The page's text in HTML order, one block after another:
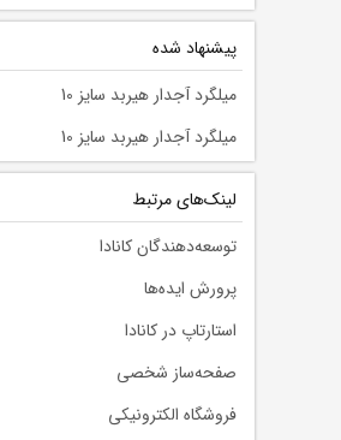
پیشنهاد شده
میلگرد آجدار هیربد سایز 10
میلگرد آجدار هیربد سایز 10
لينك‌های مرتبط
توسعه‌دهندگان کانادا
پرورش ایده‌ها
استارتاپ در کانادا
صفحه‌ساز شخصی
فروشگاه الکترونیکی